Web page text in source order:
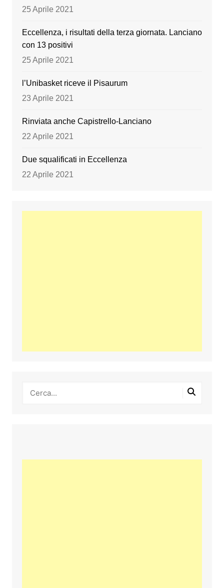
25 Aprile 2021
Eccellenza, i risultati della terza giornata. Lanciano
con 13 positivi
25 Aprile 2021
l’Unibasket riceve il Pisaurum
23 Aprile 2021
Rinviata anche Capistrello-Lanciano
22 Aprile 2021
Due squalificati in Eccellenza
22 Aprile 2021